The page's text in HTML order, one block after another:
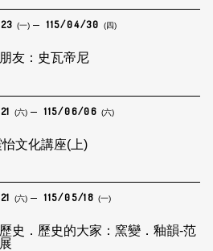
(一) 115/04/30 (四)
友：史瓦帝尼
(六) 115/06/06 (六)
文化講座(上)
(六) 115/05/18 (一)
史．歷史的大家：窯變．釉韻-范